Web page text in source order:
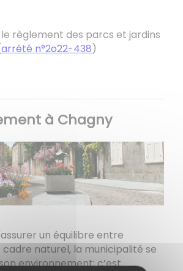
règlement des parcs et jardins
arrêté n°2o22-438)
à Chagny
un équilibre entre
naturel, la municipalité se
environnement; c’est